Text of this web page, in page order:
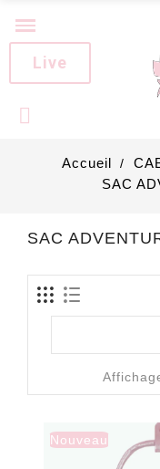
Live
Accueil
SAC
SAC
Nouveau